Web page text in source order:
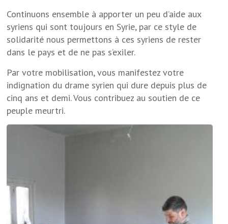
Continuons ensemble à apporter un peu d’aide aux
syriens qui sont toujours en Syrie, par ce style de
solidarité nous permettons à ces syriens de rester
dans le pays et de ne pas s’exiler.
Par votre mobilisation, vous manifestez votre
indignation du drame syrien qui dure depuis plus de
cinq ans et demi. Vous contribuez au soutien de ce
peuple meurtri.